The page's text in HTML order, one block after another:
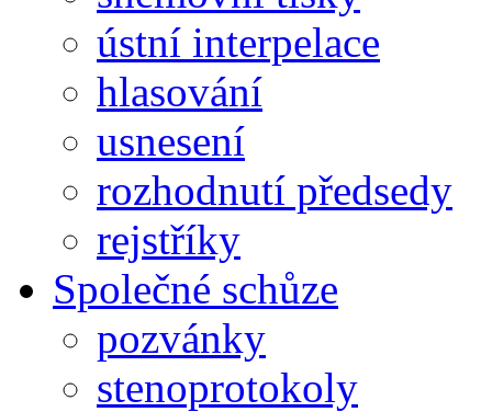
ústní interpelace
hlasování
usnesení
rozhodnutí předsedy
rejstříky
Společné schůze
pozvánky
stenoprotokoly